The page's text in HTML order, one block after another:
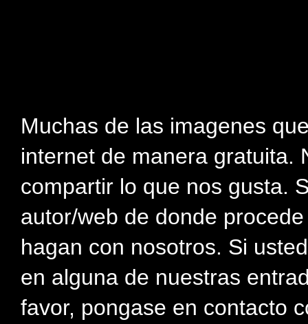
Muchas de las imagenes
internet de manera gratuita.
compartir lo que nos gusta.
autor/web de donde
hagan con nosotros. Si
en alguna de nuestras
favor, pongase en contacto